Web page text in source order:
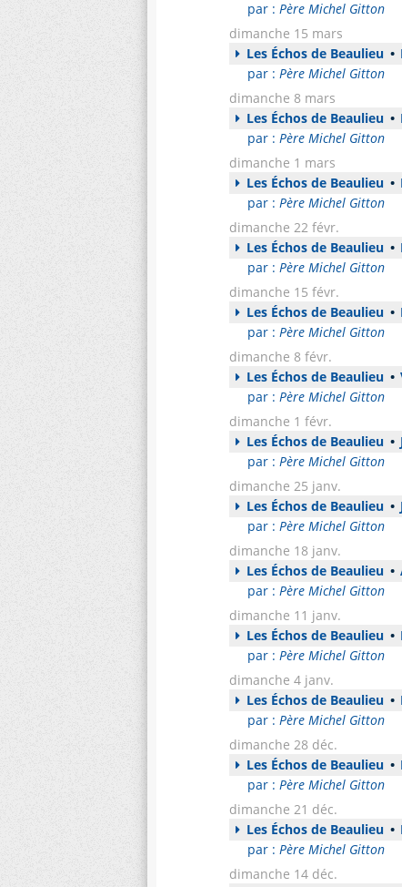
par : Père Michel Gitton
dimanche 15 mars
Les Échos de Beaulieu •
par : Père Michel Gitton
dimanche 8 mars
Les Échos de Beaulieu •
par : Père Michel Gitton
dimanche 1 mars
Les Échos de Beaulieu •
par : Père Michel Gitton
dimanche 22 févr.
Les Échos de Beaulieu •
par : Père Michel Gitton
dimanche 15 févr.
Les Échos de Beaulieu •
par : Père Michel Gitton
dimanche 8 févr.
Les Échos de Beaulieu •
par : Père Michel Gitton
dimanche 1 févr.
Les Échos de Beaulieu •
par : Père Michel Gitton
dimanche 25 janv.
Les Échos de Beaulieu •
par : Père Michel Gitton
dimanche 18 janv.
Les Échos de Beaulieu •
par : Père Michel Gitton
dimanche 11 janv.
Les Échos de Beaulieu •
par : Père Michel Gitton
dimanche 4 janv.
Les Échos de Beaulieu •
par : Père Michel Gitton
dimanche 28 déc.
Les Échos de Beaulieu •
par : Père Michel Gitton
dimanche 21 déc.
Les Échos de Beaulieu •
par : Père Michel Gitton
dimanche 14 déc.